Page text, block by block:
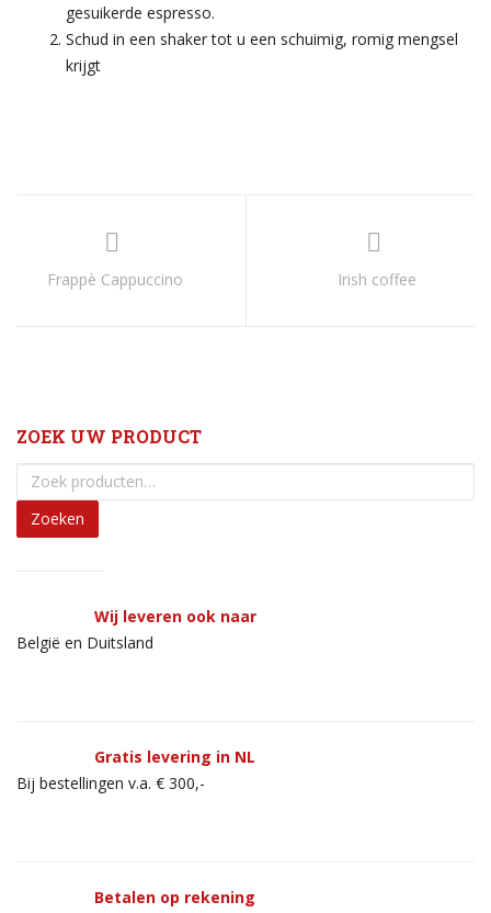
gesuikerde espresso.
Schud in een shaker tot u een schuimig, romig mengsel
krijgt
Frappè Cappuccino Irish coffee
ZOEK UW PRODUCT
Zoeken
Wij leveren ook naar
België en Duitsland
Gratis levering in NL
Bij bestellingen v.a. € 300,-
Betalen op rekening